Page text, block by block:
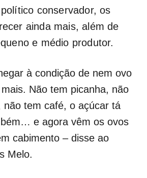
conservador, os
ainda mais, além de
e médio produtor.
à condição de nem ovo
Não tem picanha, não
não tem café, o açúcar tá
e agora vêm os ovos
cabimento – disse ao
Melo.